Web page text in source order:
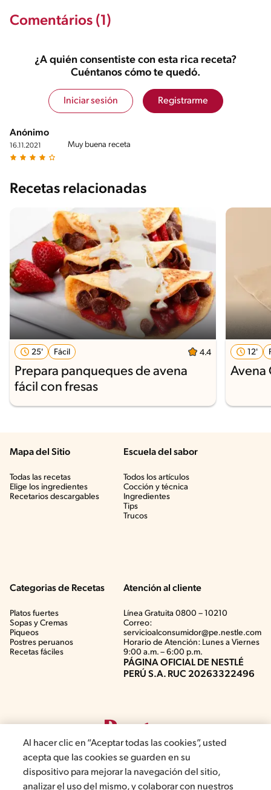
Comentários (1)
¿A quién consentiste con esta rica receta?
Cuéntanos cómo te quedó.
Iniciar sesión Registrarme
Anónimo
16.11.2021 Muy buena receta
Recetas relacionadas
25' Fácil 4.4
Prepara panqueques de avena
fácil con fresas
12'
Avena
Mapa del Sitio
Todas las recetas
Elige los ingredientes
Recetarios descargables
Escuela del sabor
Todos los artículos
Cocción y técnica
Ingredientes
Tips
Trucos
Categorias de Recetas
Platos fuertes
Sopas y Cremas
Piqueos
Postres peruanos
Recetas fáciles
Atención al cliente
Línea Gratuita 0800 – 10210
Correo:
servicioalconsumidor@pe.nestle.com
Horario de Atención: Lunes a Viernes
9:00 a.m. – 6:00 p.m.
PÁGINA OFICIAL DE NESTLÉ
PERÚ S.A. RUC 20263322496
Al hacer clic en “Aceptar todas las cookies”, usted
acepta que las cookies se guarden en su
dispositivo para mejorar la navegación del sitio,
analizar el uso del mismo, y colaborar con nuestros